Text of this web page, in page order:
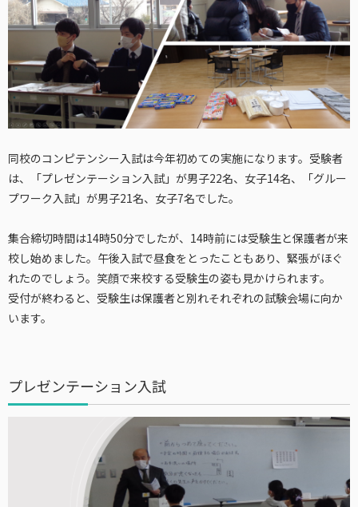
同校のコンピテンシー入試は今年初めての実施になります。受験者
は、「プレゼンテーション入試」が男子22名、女子14名、「グルー
プワーク入試」が男子21名、女子7名でした。
集合締切時間は14時50分でしたが、14時前には受験生と保護者が来
校し始めました。午後入試で昼食をとったこともあり、緊張がほぐ
れたのでしょう。笑顔で来校する受験生の姿も見かけられます。
受付が終わると、受験生は保護者と別れそれぞれの試験会場に向か
います。
プレゼンテーション入試